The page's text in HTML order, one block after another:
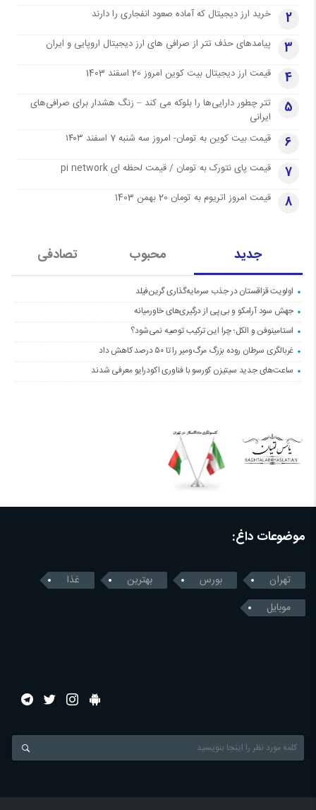
2 خرید ارز دیجیتال که آماده صعود انفجاری را دارند
3 پیامدهای حذف تتر از صرافی های ارز دیجیتال اروپایی و ایران
4 قیمت ارز دیجیتال بیت کوین امروز 20 اسفند 1403
5
تتر چطور دارایی‌ها را بلوکه می کند – زنگ هشدار برای صرافی‌های
ایرانی
6 قیمت بیت کوین به تومان- امروز سه شنبه 7 اسفند ۱۴۰۳
7 قیمت پای نتورک به تومان / قیمت لحظه ای pi network
8 قیمت امروز اتریوم به تومان 20 بهمن 1403
جدید محبوب تصادفی
اولویت قزاقستان در جذب سرمایه‌گذاری گرین‌فیلد
جهش سود آرامکو و بی‌پی از درگیری‌های خاورمیانه
استامینوفن و الکل؛ چرا این ترکیب توصیه نمی‌شود؟
غربالگری سرطان روده بزرگ مرگ‌ومیر را تا ۵۰ درصد کاهش داد
ساعت‌های جدید سیتیزن کورسو با فناوری اکودرایو معرفی شدند
موضوعات داغ:
تهران بورس بهترین
غذا
موبایل